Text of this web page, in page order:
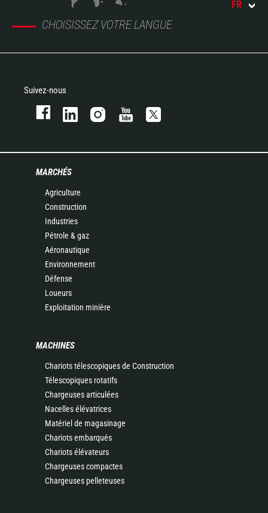
CHOISISSEZ VOTRE LANGUE
FR
Suivez-nous
MARCHÉS
Agriculture
Construction
Industries
Pétrole & gaz
Aéronautique
Environnement
Défense
Loueurs
Exploitation minière
MACHINES
Chariots télescopiques de Construction
Télescopiques rotatifs
Chargeuses articulées
Nacelles élévatrices
Matériel de magasinage
Chariots embarqués
Chariots élévateurs
Chargeuses compactes
Chargeuses pelleteuses